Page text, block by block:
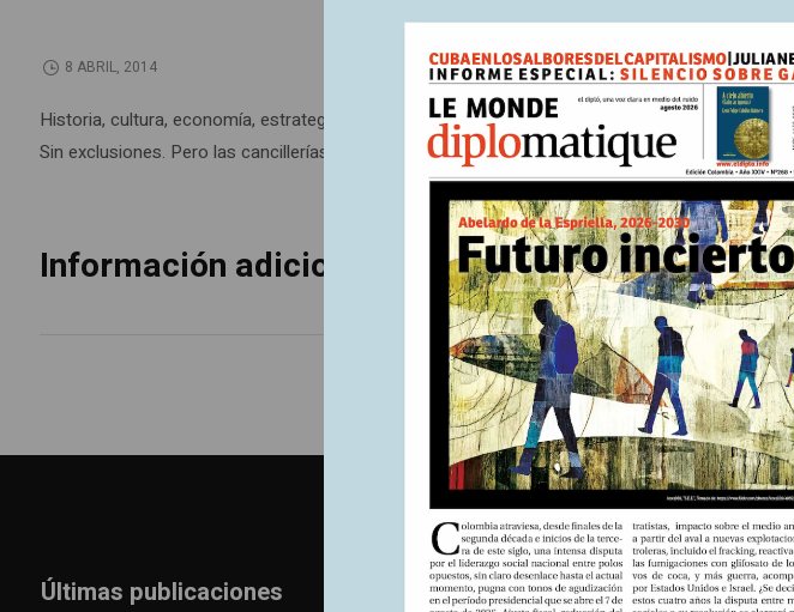
8 ABRIL, 2014
Historia, cultura, economía, estrategia, geografía: para comprender una crisis, hay que
Sin exclusiones. Pero las cancillerías occidentales prefieren el simplismo de las proclamas
Información adicional
Últimas publicaciones